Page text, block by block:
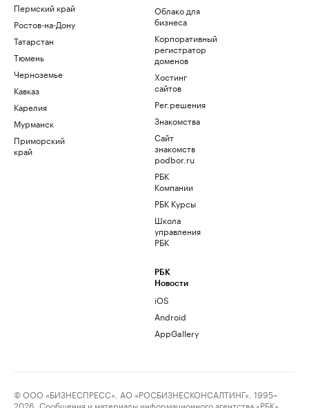
Пермский край
Ростов-на-Дону
Татарстан
Тюмень
Черноземье
Кавказ
Карелия
Мурманск
Приморский
край
Облако для
бизнеса
Корпоративный
регистратор
доменов
Хостинг
сайтов
Рег.решения
Знакомства
Сайт
знакомств
podbor.ru
РБК
Компании
РБК Курсы
Школа
управления
РБК
РБК
Новости
iOS
Android
AppGallery
© ООО «БИЗНЕСПРЕСС», АО «РОСБИЗНЕСКОНСАЛТИНГ», 1995–
2026. Сообщения и материалы информационного агентства «РБК»